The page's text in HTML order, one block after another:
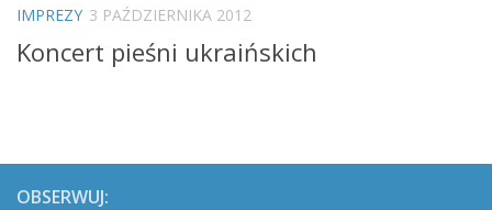
IMPREZY 3 PAŹDZIERNIKA 2012
Koncert pieśni ukraińskich
OBSERWUJ: